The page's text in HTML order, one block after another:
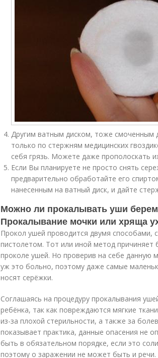
Другим ватным диском, тоже смоченным
только по стержням медицинских
себя грязь. Можете даже прополоскать
Если Вы планируете не просто снять
предварительно обработайте его
нанесенным на ватный диск, и дайте
Можно ли прокалывать уши
Прокалывание мочки или хряща
Прокол ушей проводится двумя способами,
пистолетом. Тот или иной метод
проколе ушей. Но проверив на себе данную
уж это больно, поэтому даже самые
носят серёжки.
Соглашаясь на процедуру прокалывания
ребёнка, так как повреждаются мягкие
из-за плохой стерильности, а также за
показывает практика, данные опасения не
быть в обязательном порядке, если это
поэтому о заражении не может быть и